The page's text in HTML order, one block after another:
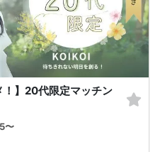
！】20代限定マッチン
〜